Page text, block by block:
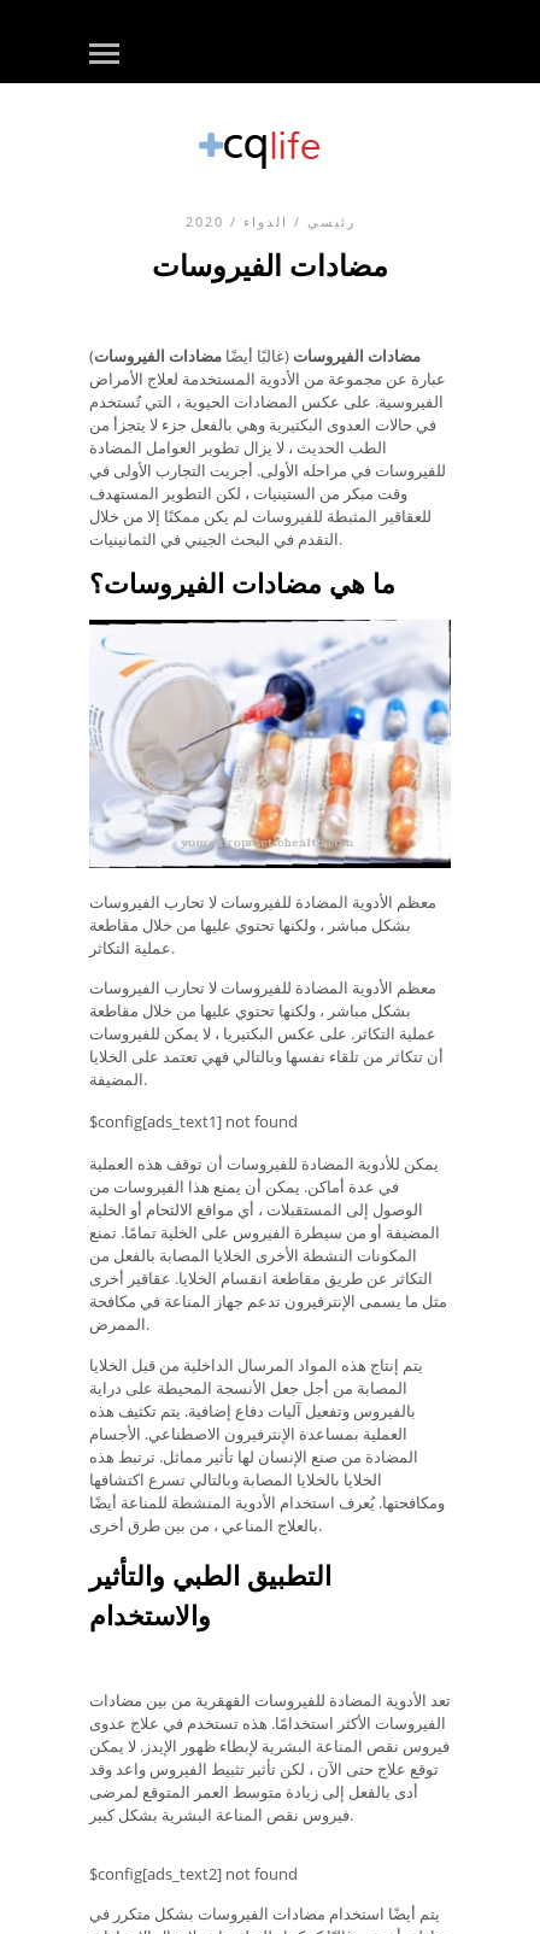
رئيسي / الدواء / 2020
مضادات الفيروسات
مضادات الفيروسات (غالبًا أيضًا مضادات الفيروسات)
عبارة عن مجموعة من الأدوية المستخدمة لعلاج الأمراض
الفيروسية. على عكس المضادات الحيوية ، التي تُستخدم
في حالات العدوى البكتيرية وهي بالفعل جزء لا يتجزأ من
الطب الحديث ، لا يزال تطوير العوامل المضادة
للفيروسات في مراحله الأولى. أجريت التجارب الأولى في
وقت مبكر من الستينيات ، لكن التطوير المستهدف
للعقاقير المثبطة للفيروسات لم يكن ممكنًا إلا من خلال
التقدم في البحث الجيني في الثمانينيات.
ما هي مضادات الفيروسات؟
معظم الأدوية المضادة للفيروسات لا تحارب الفيروسات
بشكل مباشر ، ولكنها تحتوي عليها من خلال مقاطعة
عملية التكاثر.
معظم الأدوية المضادة للفيروسات لا تحارب الفيروسات
بشكل مباشر ، ولكنها تحتوي عليها من خلال مقاطعة
عملية التكاثر. على عكس البكتيريا ، لا يمكن للفيروسات
أن تتكاثر من تلقاء نفسها وبالتالي فهي تعتمد على الخلايا
المضيفة.
$config[ads_text1] not found
يمكن للأدوية المضادة للفيروسات أن توقف هذه العملية
في عدة أماكن. يمكن أن يمنع هذا الفيروسات من
الوصول إلى المستقبلات ، أي مواقع الالتحام أو الخلية
المضيفة أو من سيطرة الفيروس على الخلية تمامًا. تمنع
المكونات النشطة الأخرى الخلايا المصابة بالفعل من
التكاثر عن طريق مقاطعة انقسام الخلايا. عقاقير أخرى
مثل ما يسمى الإنترفيرون تدعم جهاز المناعة في مكافحة
الممرض.
يتم إنتاج هذه المواد المرسال الداخلية من قبل الخلايا
المصابة من أجل جعل الأنسجة المحيطة على دراية
بالفيروس وتفعيل آليات دفاع إضافية. يتم تكثيف هذه
العملية بمساعدة الإنترفيرون الاصطناعي. الأجسام
المضادة من صنع الإنسان لها تأثير مماثل. ترتبط هذه
الخلايا بالخلايا المصابة وبالتالي تسرع اكتشافها
ومكافحتها. يُعرف استخدام الأدوية المنشطة للمناعة أيضًا
بالعلاج المناعي ، من بين طرق أخرى.
التطبيق الطبي والتأثير
والاستخدام
تعد الأدوية المضادة للفيروسات القهقرية من بين مضادات
الفيروسات الأكثر استخدامًا. هذه تستخدم في علاج عدوى
فيروس نقص المناعة البشرية لإبطاء ظهور الإيدز. لا يمكن
توقع علاج حتى الآن ، لكن تأثير تثبيط الفيروس واعد وقد
أدى بالفعل إلى زيادة متوسط ​​العمر المتوقع لمرضى
فيروس نقص المناعة البشرية بشكل كبير.
$config[ads_text2] not found
يتم أيضًا استخدام مضادات الفيروسات بشكل متكرر في